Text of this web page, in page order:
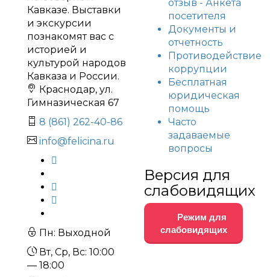
Кавказе. Выставки
и экскурсии
познакомят вас с
историей и
культурой народов
Кавказа и России.
Краснодар, ул.
Гимназическая 67
8 (861) 262-40-86
info@felicina.ru
Пн: Выходной
Вт, Ср, Вс: 10:00
— 18:00
отзыв - Анкета
посетителя
Документы и
отчетность
Противодействие
коррупции
Бесплатная
юридическая
помощь
Часто
задаваемые
вопросы
Версия для
слабовидящих
Режим для
слабовидящих